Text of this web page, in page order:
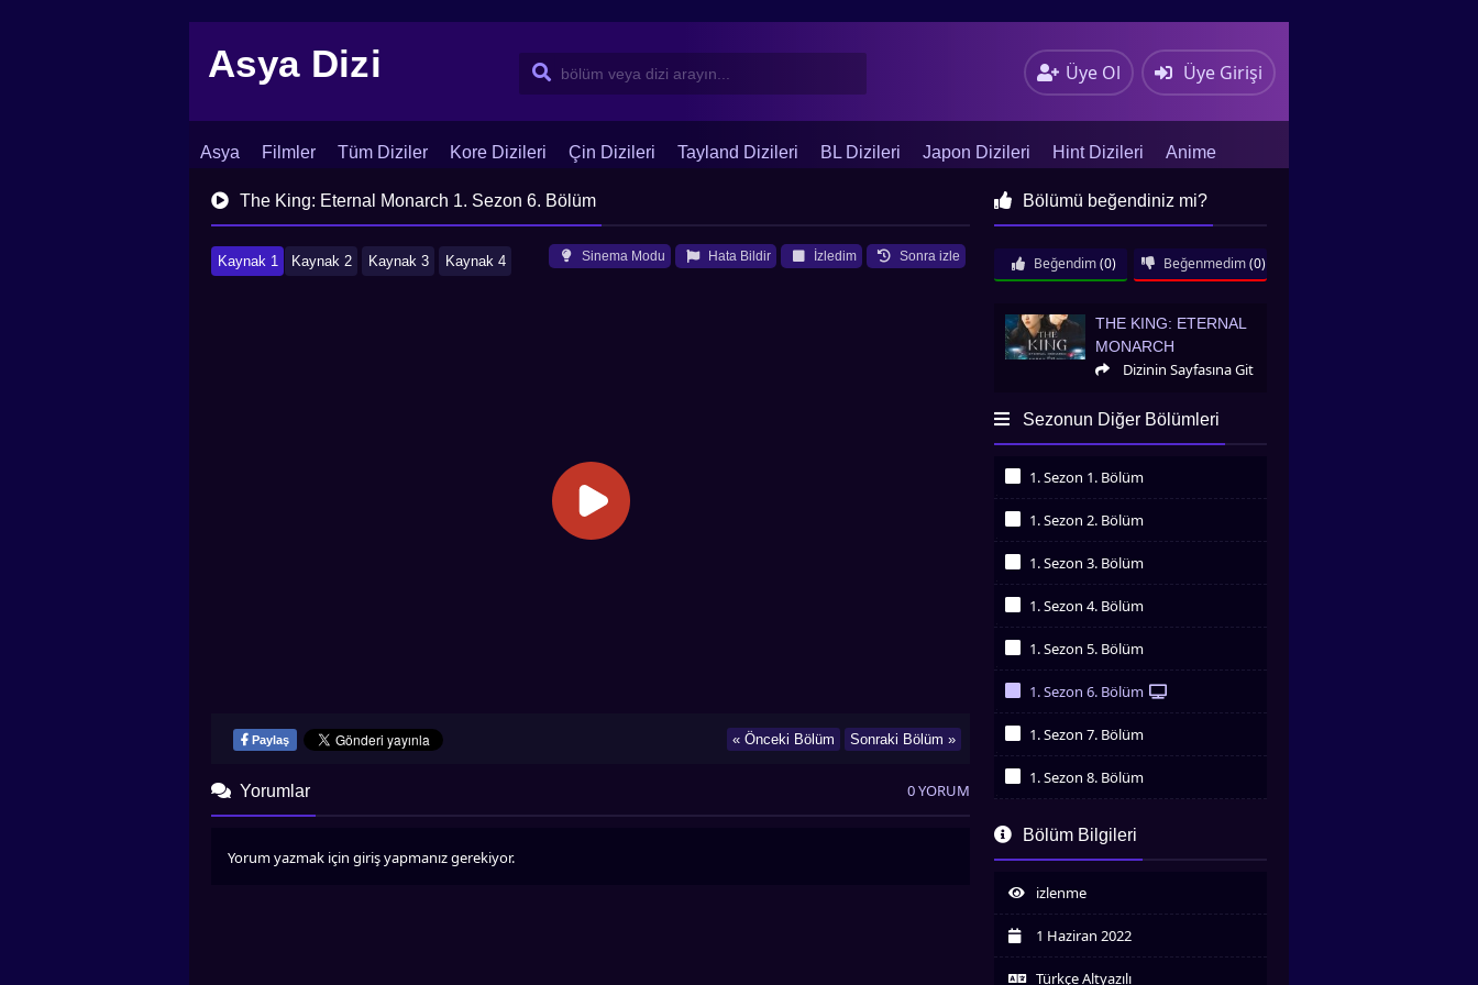
Asya Dizi Üye Ol Üye Girişi
Asya Filmler Tüm Diziler Kore Dizileri Çin Dizileri Tayland Dizileri BL Dizileri Japon Dizileri Hint Dizileri Anime
İletişim Blog Dizi Arşivi
The King: Eternal Monarch 1. Sezon 6. Bölüm
Kaynak 1 Kaynak 2 Kaynak 3 Kaynak 4 Sonra izle
İzledim
Hata Bildir
Sinema Modu
Paylaş Sonraki Bölüm »
« Önceki Bölüm
Bölümü beğendiniz mi?
Beğendim (0) Beğenmedim (0)
The King: Eternal Monarch
THE KING: ETERNAL
MONARCH
Dizinin Sayfasına Git
Sezonun Diğer Bölümleri
1. Sezon 1. Bölüm
1. Sezon 2. Bölüm
1. Sezon 3. Bölüm
1. Sezon 4. Bölüm
1. Sezon 5. Bölüm
1. Sezon 6. Bölüm
1. Sezon 7. Bölüm
1. Sezon 8. Bölüm
İzledim
İzledim
1. Sezon 10. Bölüm
İzledim
İzledim
Bölüm Bilgileri
izlenme
1 Haziran 2022
Türkçe Altyazılı
Yorumlar 0 YORUM
Yorum yazmak için giriş yapmanız gerekiyor.